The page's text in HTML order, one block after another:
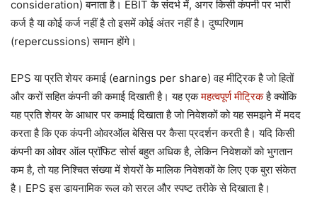
consideration) बनाता है। EBIT के संदर्भ में, अगर किसी कंपनी पर भारी
कर्ज है या कोई कर्ज नहीं है तो इसमें कोई अंतर नहीं है। दुष्परिणाम
(repercussions) समान होंगे।
EPS या प्रति शेयर कमाई (earnings per share) वह मीट्रिक है जो हितों
और करों सहित कंपनी की कमाई दिखाती है। यह एकमहत्वपूर्ण मीट्रिकहै क्योंकि
यह प्रति शेयर के आधार पर कमाई दिखाता है जो निवेशकों को यह समझने में मदद
करता है कि एक कंपनी ओवरऑल बेसिस पर कैसा प्रदर्शन करती है। यदि किसी
कंपनी का ओवर ऑल प्रॉफिट सोर्स बहुत अधिक है, लेकिन निवेशकों को भुगतान
कम है, तो यह निश्चित संख्या में शेयरों के मालिक निवेशकों के लिए एक बुरा संकेत
है। EPS इस डायनामिक रूल को सरल और स्पष्ट तरीके से दिखाता है।